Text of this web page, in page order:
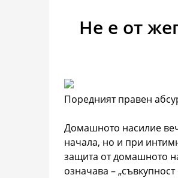
Не е от
Поредният правен
Домашното насилие
начала, но и при
защита от домашното
означава –